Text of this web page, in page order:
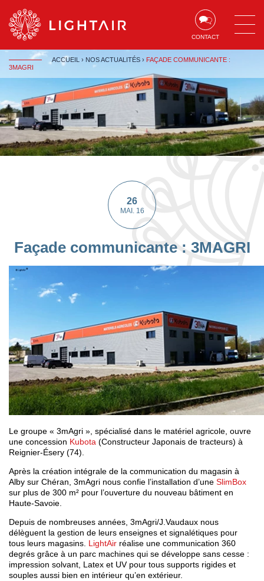
Aller au contenu Aller à la recherche
CONTACT
ACCUEIL › NOS ACTUALITÉS › FAÇADE COMMUNICANTE :
3MAGRI
Façade communicante : 3MAGRI
26
MAI. 16
Le groupe « 3mAgri », spécialisé dans le matériel agricole, ouvre
une concession Kubota (Constructeur Japonais de tracteurs) à
Reignier-Ésery (74).
Après la création intégrale de la communication du magasin à
Alby sur Chéran, 3mAgri nous confie l’installation d’une SlimBox
sur plus de 300 m² pour l’ouverture du nouveau bâtiment en
Haute-Savoie.
Depuis de nombreuses années, 3mAgri/J.Vaudaux nous
délèguent la gestion de leurs enseignes et signalétiques pour
tous leurs magasins. LightAir réalise une communication 360
degrés grâce à un parc machines qui se développe sans cesse :
impression solvant, Latex et UV pour tous supports rigides et
souples aussi bien en intérieur qu’en extérieur.